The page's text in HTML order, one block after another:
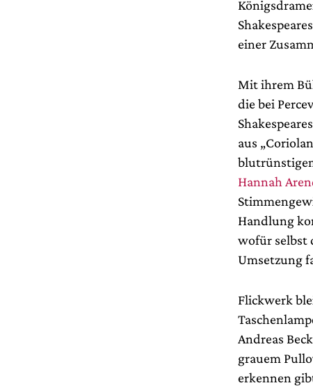
einer
Mit ihrem
die bei
aus
Hannah
Handlung
wofür selbst
Umsetzung
Flickwerk
Andreas
grauem
erkennen